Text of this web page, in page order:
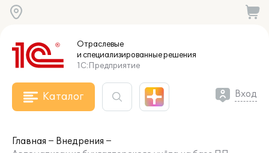
Отраслевые
и специализированныерешения
1С:Предприятие
Каталог Вход
Главная
Внедрения